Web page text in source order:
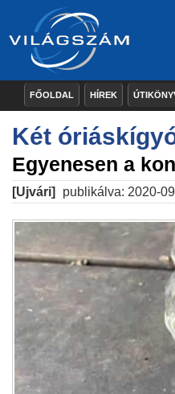
FŐOLDAL HÍREK
Két
Egyenesen a
[Ujvári] publikálva: 2020-